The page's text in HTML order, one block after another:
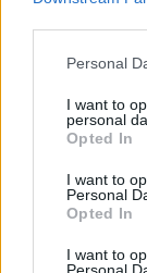
Personal
I want to
personal
Opted In
I want to
Personal
Opted In
I want to
Personal
Esim for Global
Esim for USA